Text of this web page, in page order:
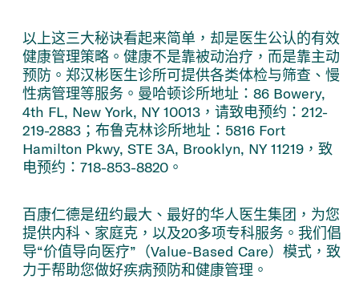
以上这三大秘诀看起来简单，却是医生公认的有效
健康管理策略。健康不是靠被动治疗，而是靠主动
预防。郑汉彬医生诊所可提供各类体检与筛查、慢
性病管理等服务。曼哈顿诊所地址：86 Bowery,
4th FL, New York, NY 10013，请致电预约：212-
219-2883；布鲁克林诊所地址：5816 Fort
Hamilton Pkwy, STE 3A, Brooklyn, NY 11219，致
电预约：718-853-8820。
百康仁德是纽约最大、最好的华人医生集团，为您
提供内科、家庭克，以及20多项专科服务。我们倡
导“价值导向医疗”（Value-Based Care）模式，致
力于帮助您做好疾病预防和健康管理。